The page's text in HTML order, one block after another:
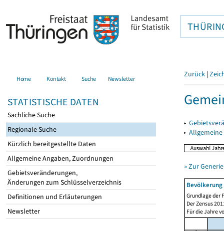
Home Kontakt Suche Newsletter
STATISTISCHE DATEN
Sachliche Suche
Regionale Suche
Kürzlich bereitgestellte Daten
Allgemeine Angaben, Zuordnungen
Gebietsveränderungen,
Änderungen zum Schlüsselverzeichnis
Definitionen und Erläuterungen
Newsletter
Zurück |
▸
▸
» Zur
Grundlage der
Der Zensus
Für die Jahre